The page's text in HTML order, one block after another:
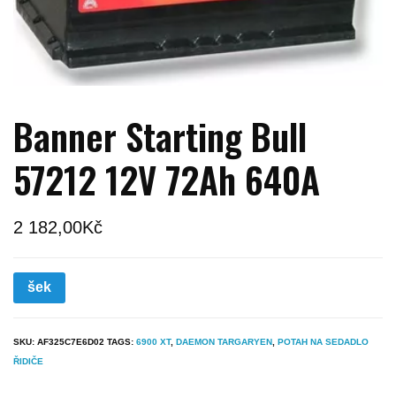
Banner Starting Bull
57212 12V 72Ah 640A
2 182,00Kč
šek
SKU: AF325C7E6D02 TAGS: 6900 XT, DAEMON TARGARYEN, POTAH NA SEDADLO
ŘIDIČE